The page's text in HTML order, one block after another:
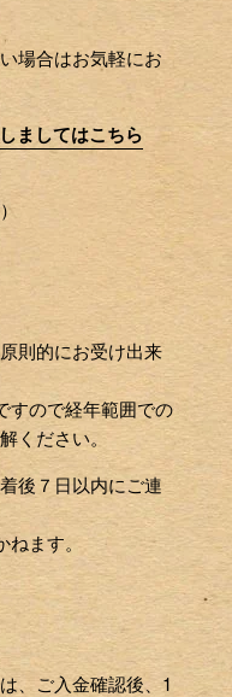
場合はお気軽にお
ましてはこちら
則的にお受け出来
すので経年範囲での
ください。
後７日以内にご連
ねます。
、ご入金確認後、1